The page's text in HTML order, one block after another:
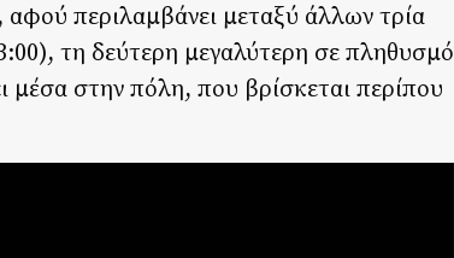
περιλαμβάνει μεταξύ άλλων τρία
τη δεύτερη μεγαλύτερη σε πληθυσμό
μέσα στην πόλη, που βρίσκεται περίπου